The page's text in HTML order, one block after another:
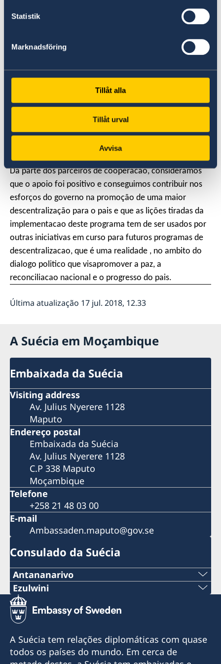
Statistik
Marknadsföring
Tillåt alla
Tillåt urval
Avvisa
infraestrutura, etc, tudo visando alcançar o objectivo
pobreza e a melhoria do bem estar dos munícipes das
Para os participantes, o programa conseguiu contribuir
na criação de capacidades dos municipios bem como
melhoria dos processos ou sistemas de gestão
municipais para que sejam capazes de responder aos
Da parte dos parceiros de cooperacao, consideramos
que o apoio foi positivo e conseguimos contribuir nos
esforços do governo na promoção de uma maior
descentralização para o pais e que as lições tiradas da
implementacao deste programa tem de ser usados por
outras iniciativas em curso para futuros programas de
descentralizacao, que é uma realidade , no ambito do
dialogo politico que visapromover a paz, a
reconciliacao nacional e o progresso do pais.
Última atualização 17 jul. 2018, 12.33
A Suécia em Moçambique
Embaixada da Suécia
Visiting address
Av. Julius Nyerere 1128
Maputo
Endereço postal
Embaixada da Suécia
Av. Julius Nyerere 1128
C.P 338 Maputo
Moçambique
Telefone
+258 21 48 03 00
E-mail
Ambassaden.maputo@gov.se
Consulado da Suécia
Antananarivo
Telemóvel & Whatsapp:
+261 32 69 449 06
sweden.mgaconsulate@gmail.com
Ezulwini
Tel:
+268 2416-1156
E-mail
A Suécia tem relações diplomáticas com quase
todos os países do mundo. Em cerca de